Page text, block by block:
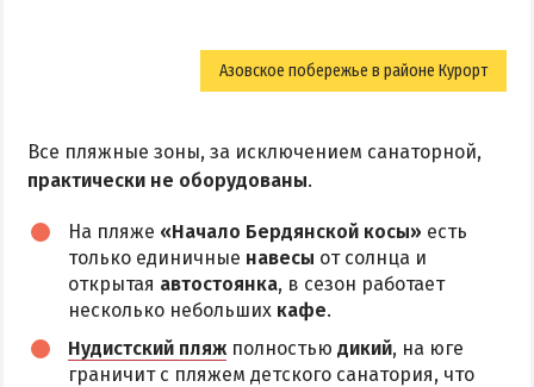
Азовское побережье в районе Курорт
Все пляжные зоны, за исключением санаторной,
практически не оборудованы.
На пляже «Начало Бердянской косы» есть
только единичные навесы от солнца и
открытая автостоянка, в сезон работает
несколько небольших кафе.
Нудистский пляж полностью дикий, на юге
граничит с пляжем детского санатория, что